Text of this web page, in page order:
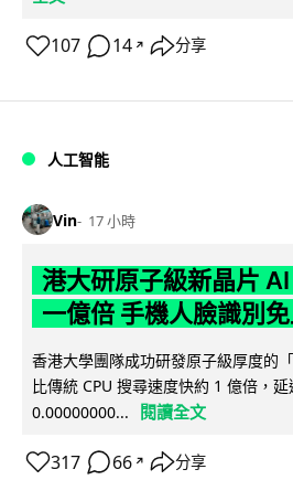
107 14 ↗ 分享
人工智能
Vin 17 小時
港大研原子級新晶片
一億倍 手機人臉識別
香港大學團隊成功研發原子級厚度的
比傳統 CPU 搜尋速度快約 1 億倍，
0.00000000...
閱讀全文
317 66 ↗ 分享